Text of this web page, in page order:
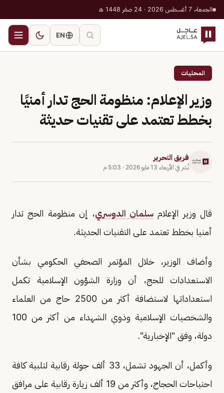
الجمعة، 7 أغسطس 2026 · 24 صفر 1448 هـ
EN
المحليات
وزير الإعلام: منظومة الحج تدار أمنيًا
بخطط تعتمد على تقنيات حديثة
فريق التحرير
نُشر في الأربعاء 13 مايو 2026 · 5:03 م
قال وزير الإعلامسلمان الدوسري، إن منظومة الحج تدار
أمنيا بخطط تعتمد على التقنيات الحديثة.
وأضاف الوزير، خلال المؤتمر الصحفي الحكومي بشأن
الاستعدادات للحج، أن وزارة الشؤون الإسلامية تكمل
استعداداتها لاستضافة أكثر من 2500 حاج من العلماء
والشخصيات الإسلامية وذوي الشهداء من أكثر من 100
دولة، وفق "الإخبارية".
وأكمل، أن الجهود تشمل، 33 ألف جولة رقابية لتلبية كافة
احتياحات الحجاج، وأكثر من 19 ألف زيارة رقابية على مرافق